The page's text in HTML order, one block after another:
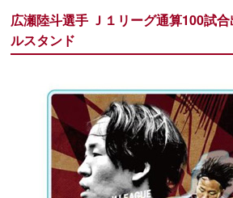
広瀬陸斗選手 Ｊ１リーグ通算100試
ルスタンド